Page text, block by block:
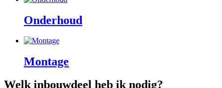
Onderhoud
Montage
Welk inbouwdeel heb ik nodig?